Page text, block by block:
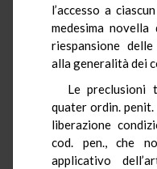
l’accesso a
medesima
riespansione
alla generalità dei
Le preclusioni
quater ordin. penit.
liberazione
cod. pen., che
applicativo